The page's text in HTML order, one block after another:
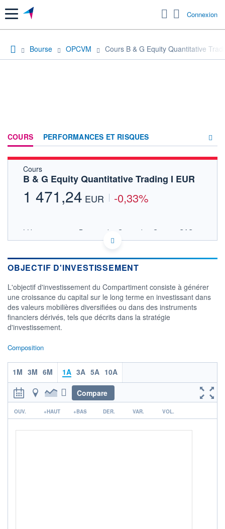
Menu Connexion
Bourse OPCVM Cours B & G Equity Quantitative
COURS PERFORMANCES ET RISQUES
FORUM
Cours
B & G Equity Quantitative Trading I EUR
1 471,24 EUR -0,33%
LU1322516227 - Boussard & Gavaudan Gestion SAS
OPCVM DERNIER COURS CONNU AU 15/06/2023
Actions Europe Flex Cap
FONDS PARTENAIRES
TARIFS PRIVILÉGIÉS 0%
ÉLIGIBILITÉ
CTO BUSINESS
ACTIF NET (EUR)
8M / 30.06.23
NOTATION MORNINGSTAR ⁽¹⁾
RISQUE DU FONDS (SRI)
OBJECTIF D'INVESTISSEMENT
L'objectif d'investissement du Compartiment consiste à générer
une croissance du capital sur le long terme en investissant dans
des valeurs mobilières diversifiées ou dans des instruments
financiers dérivés, tels que décrits dans la stratégie
d'investissement.
Composition
1M 3M 6M 1A 3A 5A 10A
Compare
r
OUV. +HAUT +BAS DER. VAR. VOL.